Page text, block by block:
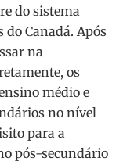
do sistema
Canadá. Após
na
os
médio e
no nível
para a
pós-secundário